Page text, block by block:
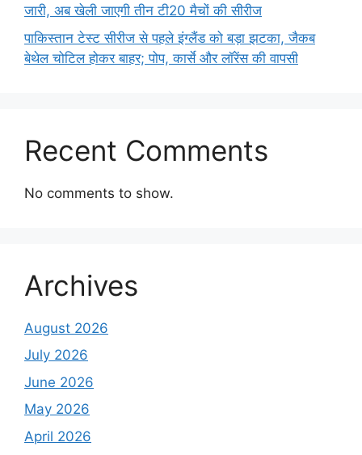
जारी, अब खेली जाएगी तीन टी20 मैचों की सीरीज
पाकिस्तान टेस्ट सीरीज से पहले इंग्लैंड को बड़ा झटका, जैकब
बेथेल चोटिल होकर बाहर; पोप, कार्से और लॉरेंस की वापसी
Recent Comments
No comments to show.
Archives
August 2026
July 2026
June 2026
May 2026
April 2026